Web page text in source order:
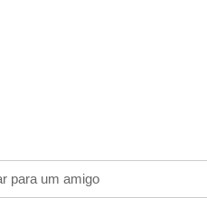
para um amigo